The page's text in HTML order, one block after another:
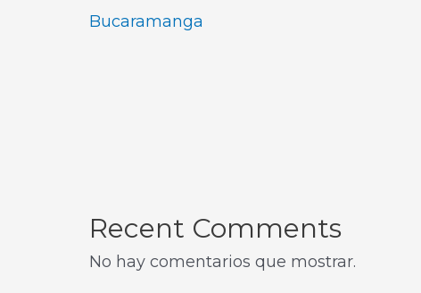
Bucaramanga
Recent Comments
No hay comentarios que mostrar.